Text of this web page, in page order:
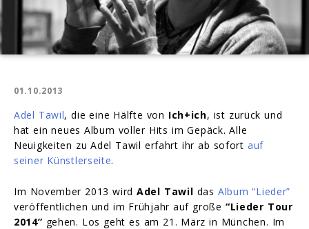
01.10.2013
Adel Tawil, die eine Hälfte von Ich+ich, ist zurück und
hat ein neues Album voller Hits im Gepäck. Alle
Neuigkeiten zu Adel Tawil erfahrt ihr ab sofort auf
seiner Künstlerseite.
Im November 2013 wirdAdel Tawil das Album “Lieder”
veröffentlichen und im Frühjahr auf große “Lieder Tour
2014” gehen. Los geht es am 21. März in München. Im